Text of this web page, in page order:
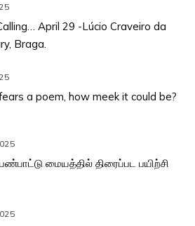
April 29 -Lúcio Craveiro da
Braga.
a poem, how meek it could be?
மையத்தில் திரைப்பட பயிற்சி